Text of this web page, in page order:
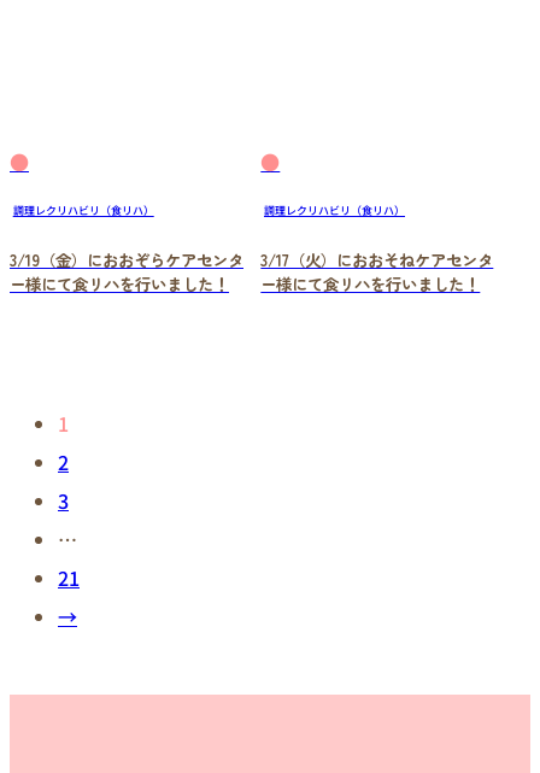
●
調理レクリハビリ（食リハ）
3/19（金）におおぞらケアセンタ
ー様にて食リハを行いました！
●
調理レクリハビリ（食リハ）
3/17（火）におおそねケアセンタ
ー様にて食リハを行いました！
1
2
3
…
21
→